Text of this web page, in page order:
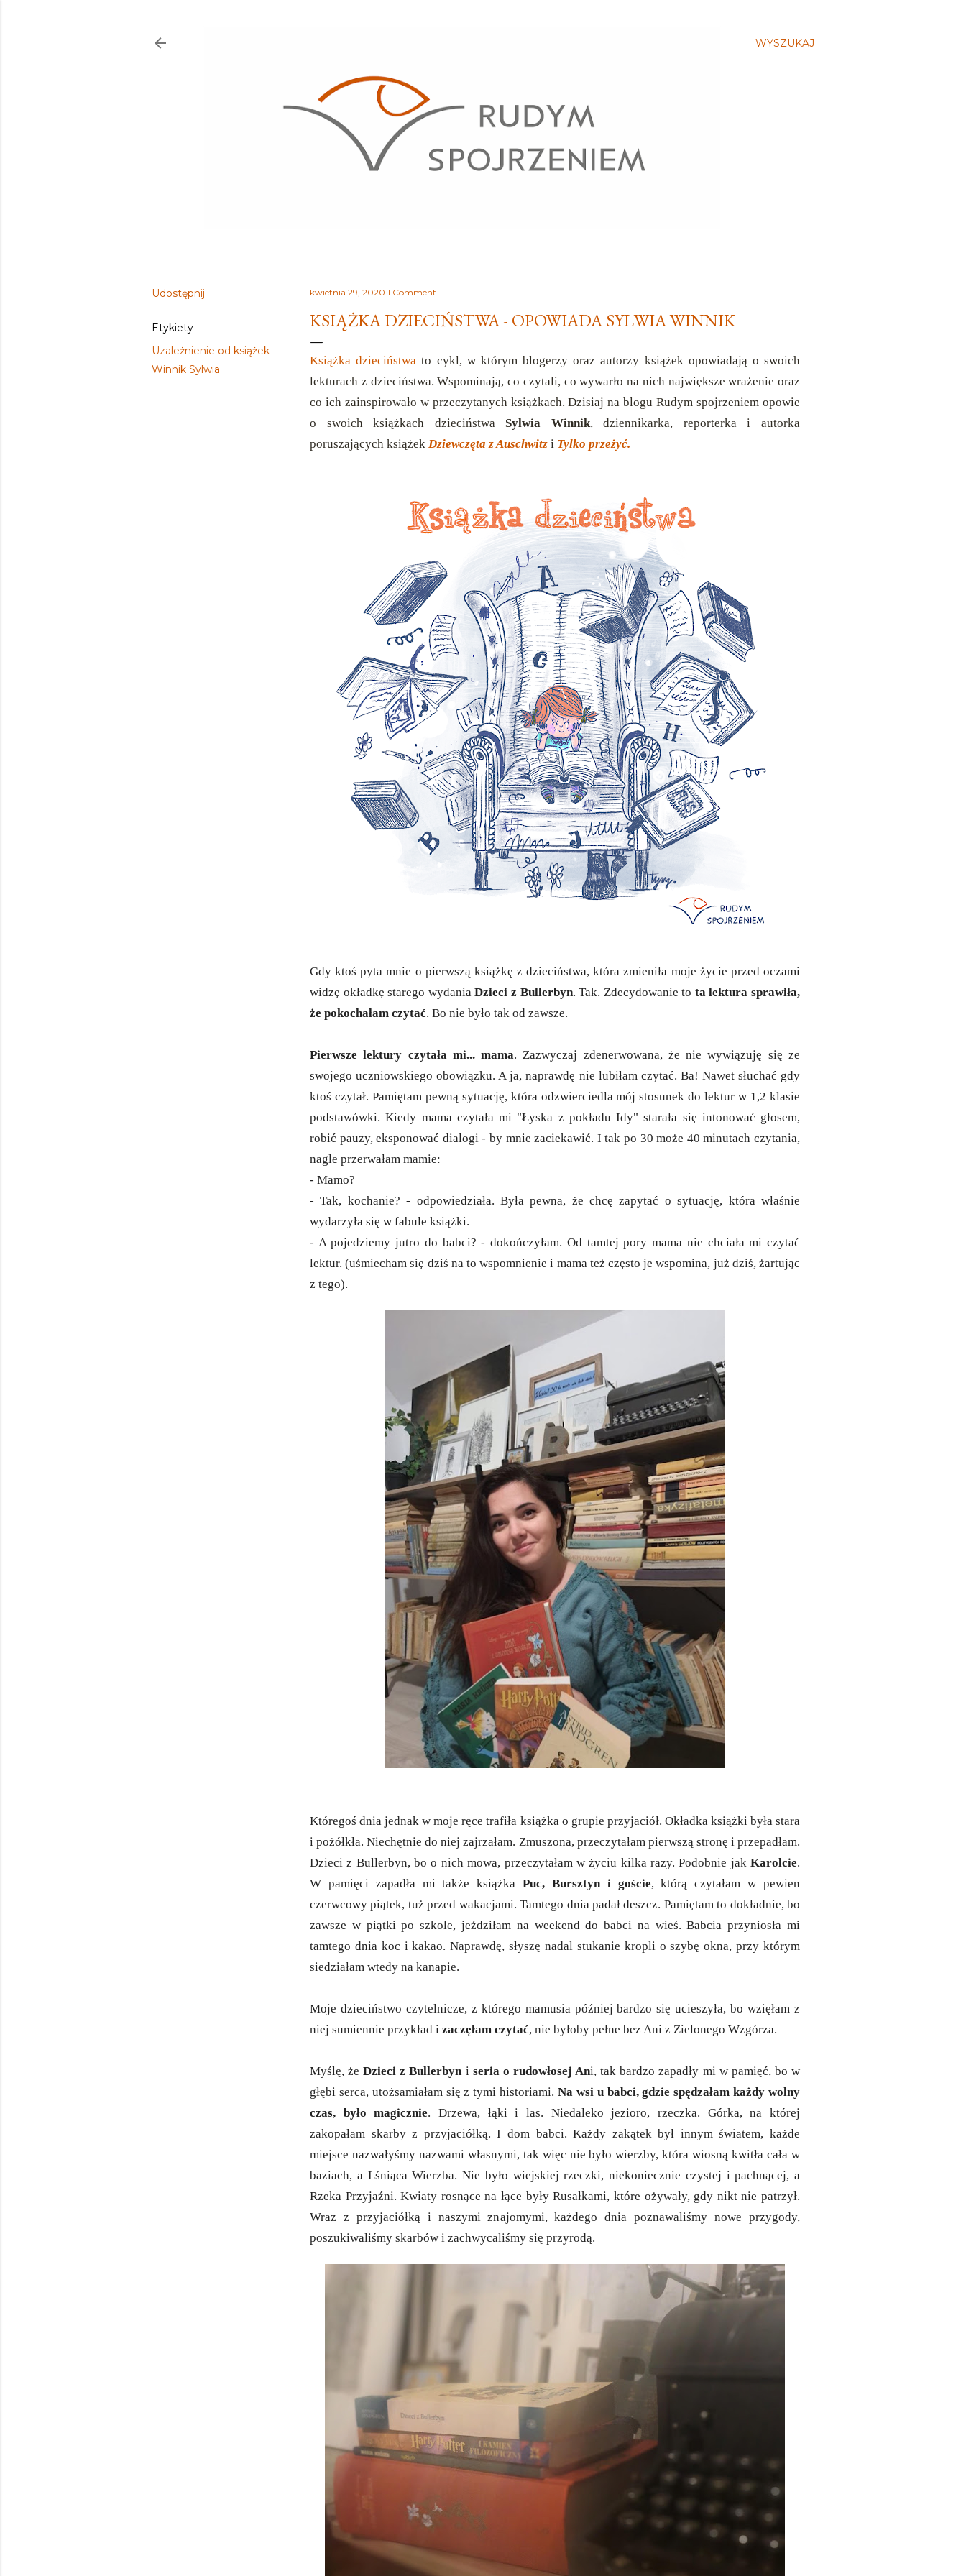
WYSZUKAJ
Udostępnij
Etykiety
Uzależnienie od książek
Winnik Sylwia
kwietnia 29, 2020 1 Comment
KSIĄŻKA DZIECIŃSTWA - OPOWIADA SYLWIA WINNIK
Książka dzieciństwa to cykl, w którym blogerzy oraz autorzy książek opowiadają o swoich
lekturach z dzieciństwa. Wspominają, co czytali, co wywarło na nich największe wrażenie oraz
co ich zainspirowało w przeczytanych książkach. Dzisiaj na blogu Rudym spojrzeniem opowie
o swoich książkach dzieciństwa Sylwia Winnik, dziennikarka, reporterka i autorka
poruszających książek Dziewczęta z Auschwitz i Tylko przeżyć.
Gdy ktoś pyta mnie o pierwszą książkę z dzieciństwa, która zmieniła moje życie przed oczami
widzę okładkę starego wydaniaDzieci z Bullerbyn. Tak. Zdecydowanie to ta lektura sprawiła,
że pokochałam czytać. Bo nie było tak od zawsze.
Pierwsze lektury czytała mi... mama. Zazwyczaj zdenerwowana, że nie wywiązuję się ze
swojego uczniowskiego obowiązku. A ja, naprawdę nie lubiłam czytać. Ba! Nawet słuchać gdy
ktoś czytał. Pamiętam pewną sytuację, która odzwierciedla mój stosunek do lektur w 1,2 klasie
podstawówki. Kiedy mama czytała mi "Łyska z pokładu Idy" starała się intonować głosem,
robić pauzy, eksponować dialogi - by mnie zaciekawić. I tak po 30 może 40 minutach czytania,
nagle przerwałam mamie:
- Mamo?
- Tak, kochanie? - odpowiedziała. Była pewna, że chcę zapytać o sytuację, która właśnie
wydarzyła się w fabule książki.
- A pojedziemy jutro do babci? - dokończyłam. Od tamtej pory mama nie chciała mi czytać
lektur. (uśmiecham się dziś na to wspomnienie i mama też często je wspomina, już dziś, żartując
z tego).
Któregoś dnia jednak w moje ręce trafiła książka o grupie przyjaciół. Okładka książki była stara
i pożółkła. Niechętnie do niej zajrzałam. Zmuszona, przeczytałam pierwszą stronę i przepadłam.
Dzieci z Bullerbyn, bo o nich mowa, przeczytałam w życiu kilka razy. Podobnie jak Karolcie.
W pamięci zapadła mi także książkaPuc, Bursztyn i goście, którą czytałam w pewien
czerwcowy piątek, tuż przed wakacjami. Tamtego dnia padał deszcz. Pamiętam to dokładnie, bo
zawsze w piątki po szkole, jeździłam na weekend do babci na wieś. Babcia przyniosła mi
tamtego dnia koc i kakao. Naprawdę, słyszę nadal stukanie kropli o szybę okna, przy którym
siedziałam wtedy na kanapie.
Moje dzieciństwo czytelnicze, z którego mamusia później bardzo się ucieszyła, bo wzięłam z
niej sumiennie przykład i zaczęłam czytać, nie byłoby pełne bez Ani z Zielonego Wzgórza.
Myślę, żeDzieci z Bullerbyni seria o rudowłosej Ani, tak bardzo zapadły mi w pamięć, bo w
głębi serca, utożsamiałam się z tymi historiami. Na wsi u babci, gdzie spędzałam każdy wolny
czas, było magicznie. Drzewa, łąki i las. Niedaleko jezioro, rzeczka. Górka, na której
zakopałam skarby z przyjaciółką. I dom babci. Każdy zakątek był innym światem, każde
miejsce nazwałyśmy nazwami własnymi, tak więc nie było wierzby, która wiosną kwitła cała w
baziach, a Lśniąca Wierzba. Nie było wiejskiej rzeczki, niekoniecznie czystej i pachnącej, a
Rzeka Przyjaźni. Kwiaty rosnące na łące były Rusałkami, które ożywały, gdy nikt nie patrzył.
Wraz z przyjaciółką i naszymi znajomymi, każdego dnia poznawaliśmy nowe przygody,
poszukiwaliśmy skarbów i zachwycaliśmy się przyrodą.